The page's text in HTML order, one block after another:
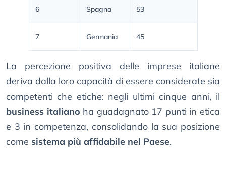
6 Spagna 53
7 Germania 45
La percezione positiva delle imprese italiane
deriva dalla loro capacità di essere considerate sia
competenti che etiche: negli ultimi cinque anni, il
business italiano ha guadagnato 17 punti in etica
e 3 in competenza, consolidando la sua posizione
come sistema più affidabile nel Paese.